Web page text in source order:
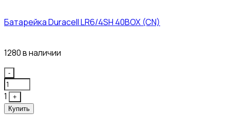
Батарейка Duracell LR6/4SH 40BOX (CN)
1280 в наличии
Quantity
-
1
+
Купить